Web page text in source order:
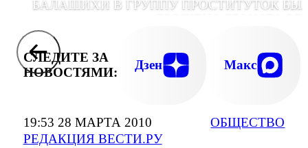
19:53 28 МАРТА 2010
РЕДАКЦИЯ ВЕСТИ.РУ
ОБЩЕСТВО
БАЛАШИХИ В ГРУППУ ПРОСТИТУТОК
СЛЕДИТЕ ЗА
НОВОСТЯМИ:
Дзен Макс